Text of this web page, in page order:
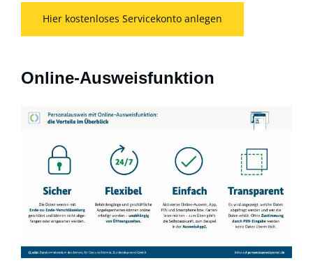
Hier kostenloses Servicekonto anlegen
Online-Ausweisfunktion